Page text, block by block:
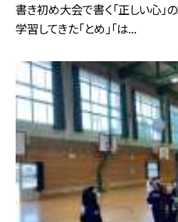
書き初め大会で書く「正しい心」
学習してきた「とめ」「は...